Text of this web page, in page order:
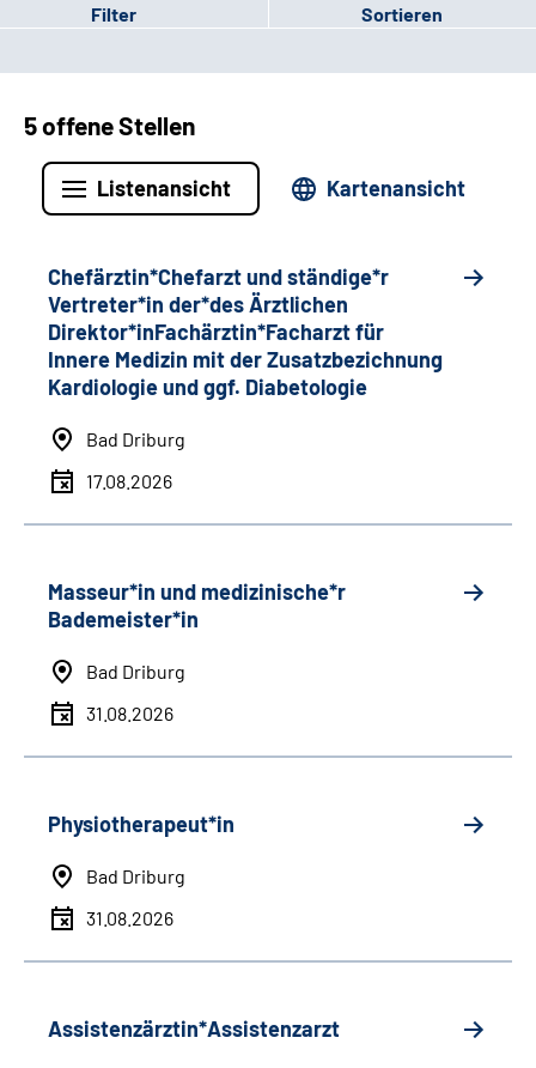
Filter Sortieren
5 offene Stellen
Listenansicht Kartenansicht
Chefärztin*Chefarzt und ständige*r
Vertreter*in der*des Ärztlichen
Direktor*inFachärztin*Facharzt für
Innere Medizin mit der Zusatzbezichnung
Kardiologie und ggf. Diabetologie
Bad Driburg
17.08.2026
Masseur*in und medizinische*r
Bademeister*in
Bad Driburg
31.08.2026
Physiotherapeut*in
Bad Driburg
31.08.2026
Assistenzärztin*Assistenzarzt